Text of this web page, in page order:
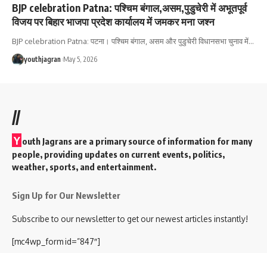
BJP celebration Patna: पश्चिम बंगाल,असम,पुडुचेरी में अभूतपूर्व
विजय पर बिहार भाजपा प्रदेश कार्यालय में जमकर मना जश्न
‎BJP celebration Patna: पटना। पश्चिम बंगाल, असम और पुडुचेरी विधानसभा चुनाव में…
youthjagran May 5, 2026
//
Y outh Jagrans are a primary source of information for many
people, providing updates on current events, politics,
weather, sports, and entertainment.
Sign Up for Our Newsletter
Subscribe to our newsletter to get our newest articles instantly!
[mc4wp_form id=”847″]